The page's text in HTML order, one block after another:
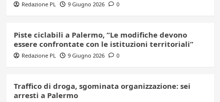
Redazione PL 9 Giugno 2026 0
Piste ciclabili a Palermo, “Le modifiche devono
essere confrontate con le istituzioni territoriali”
Redazione PL 9 Giugno 2026 0
Traffico di droga, sgominata organizzazione: sei
arresti a Palermo